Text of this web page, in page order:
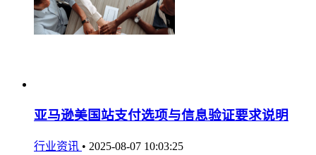
亚马逊美国站支付选项与信息验证要求说明
行业资讯 • 2025-08-07 10:03:25